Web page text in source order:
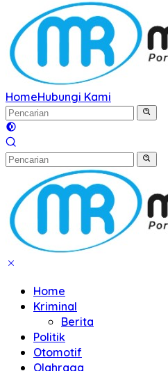
HomeHubungi Kami
Home
Kriminal
Berita
Politik
Otomotif
Olahraga